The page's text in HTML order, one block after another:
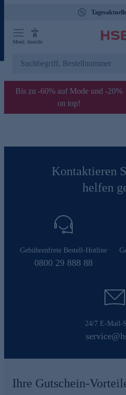
Menü Ansicht
Bis zu -60% auf Mode und -20%
on top!
Kontaktieren
helfen
Gebührenfreie Bestell-Hotline
0800 29 888 88
24/7 E-Mail-
Ihre Gutschein-